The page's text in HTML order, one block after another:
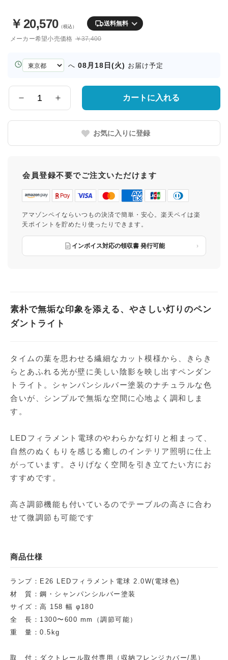
￥ 20,570（税込） 送料無料
メーカー希望小売価格 ￥37,400
お
届
県
へ 08月18日(火) お届け予定
量
カートに入れる
お気に入りに登録
会員登録不要でご注文いただけます
アマゾンペイならいつもの決済で簡単・安心。楽天ペイは楽
天ポイントを貯めたり使ったりできます。
インボイス対応の領収書 発行可能
素朴で無垢な印象を添える、やさしい灯りのペン
ダントライト
タイムの葉を思わせる繊細なカット模様から、きらき
らとあふれる光が壁に美しい陰影を映し出すペンダン
トライト。シャンパンシルバー塗装のナチュラルな色
合いが、シンプルで無垢な空間に心地よく調和しま
す。
LEDフィラメント電球のやわらかな灯りと相まって、
自然のぬくもりを感じる癒しのインテリア照明に仕上
がっています。さりげなく空間を引き立てたい方にお
すすめです。
高さ調節機能も付いているのでテーブルの高さに合わ
せて微調節も可能です
商品仕様
ランプ：E26 LEDフィラメント電球 2.0W(電球色)
材 質：鋼・シャンパンシルバー塗装
サイズ：高 158 幅 φ180
全 長：1300〜600 mm（調節可能）
重 量：0.5kg
取 付：ダクトレール取付専用（収納フレンジカバー/黒）